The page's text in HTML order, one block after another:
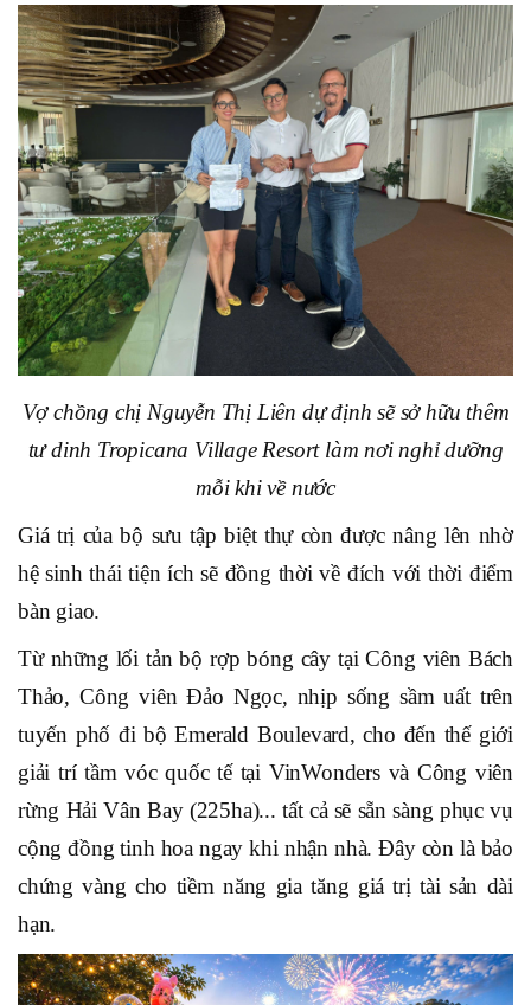
Vợ chồng chị Nguyễn Thị Liên dự định sẽ sở hữu thêm
tư dinh Tropicana Village Resort làm nơi nghỉ dưỡng
mỗi khi về nước
Giá trị của bộ sưu tập biệt thự còn được nâng lên nhờ
hệ sinh thái tiện ích sẽ đồng thời về đích với thời điểm
bàn giao.
Từ những lối tản bộ rợp bóng cây tại Công viên Bách
Thảo, Công viên Đảo Ngọc, nhịp sống sầm uất trên
tuyến phố đi bộ Emerald Boulevard, cho đến thế giới
giải trí tầm vóc quốc tế tại VinWonders và Công viên
rừng Hải Vân Bay (225ha)... tất cả sẽ sẵn sàng phục vụ
cộng đồng tinh hoa ngay khi nhận nhà. Đây còn là bảo
chứng vàng cho tiềm năng gia tăng giá trị tài sản dài
hạn.